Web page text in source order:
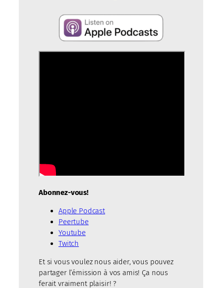
Abonnez-vous!
Apple Podcast
Peertube
Youtube
Twitch
Et si vous voulez nous aider, vous pouvez
partager l’émission à vos amis! Ça nous
ferait vraiment plaisir! ?